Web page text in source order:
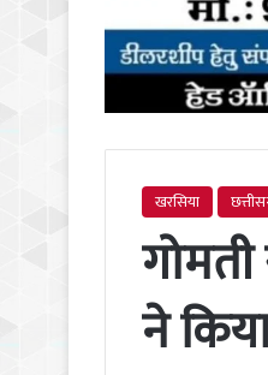
खरसिया
ने